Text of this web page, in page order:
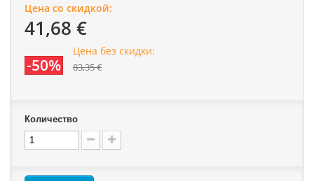
Цена со скидкой:
41,68 €
-50%
Цена без скидки:
83,35 €
Количество